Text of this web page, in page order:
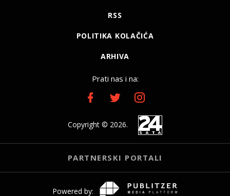
RSS
POLITIKA KOLAČIĆA
ARHIVA
Prati nas i na:
Copyright © 2026.
PARTNERSKI PORTALI
Powered by: